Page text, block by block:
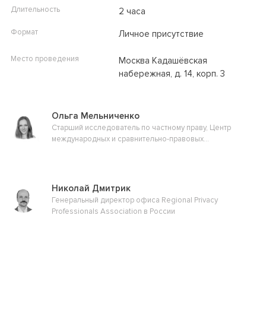
Ольга Мельниченко
Старший исследователь по частному праву, Центр
международных и сравнительно-правовых
Николай Дмитрик
Генеральный директор офиса Regional Privacy
Professionals Association в России
Длительность 2 часа
Формат Личное присутствие
Место проведения Москва Кадашёвская
набережная, д. 14, корп. 3